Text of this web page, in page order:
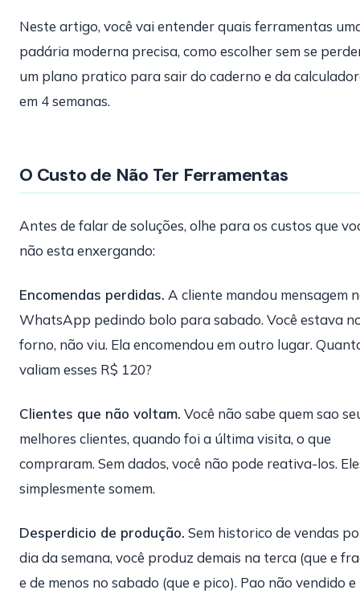
Neste artigo, você vai entender quais ferramentas
padária moderna precisa, como escolher sem se
um plano pratico para sair do caderno e da
em 4 semanas.
O Custo de Não Ter Ferramentas
Antes de falar de soluções, olhe para os custos que
não esta enxergando:
Encomendas perdidas. A cliente mandou mensagem
WhatsApp pedindo bolo para sabado. Você estava
forno, não viu. Ela encomendou em outro lugar.
valiam esses R$ 120?
Clientes que não voltam. Você não sabe quem sao
melhores clientes, quando foi a última visita, o que
compraram. Sem dados, você não pode reativa-los.
simplesmente somem.
Desperdicio de produção. Sem historico de vendas
dia da semana, você produz demais na terca (que e
e de menos no sabado (que e pico). Pao não vendido e